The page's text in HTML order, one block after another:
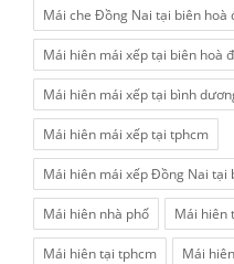
Mái che Đồng Nai tại biên hoà
Mái hiên mái xếp tại biên hoà
Mái hiên mái xếp tại bình
Mái hiên mái xếp tại tphcm
Mái hiên mái xếp Đồng Nai tại
Mái hiên nhà phố Mái hiên
Mái hiên tại tphcm Mái